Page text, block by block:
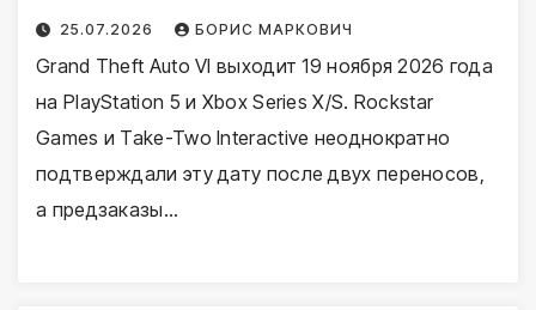
25.07.2026 БОРИС МАРКОВИЧ
Grand Theft Auto VI выходит 19 ноября 2026 года
на PlayStation 5 и Xbox Series X/S. Rockstar
Games и Take-Two Interactive неоднократно
подтверждали эту дату после двух переносов,
а предзаказы…